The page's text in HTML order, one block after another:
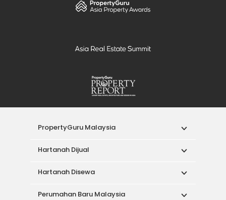
PropertyGuru Malaysia
Hartanah Dijual
Hartanah Disewa
Perumahan Baru Malaysia